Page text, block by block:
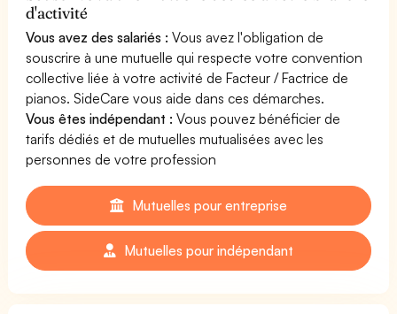
d'activité
Vous avez des salariés : Vous avez l'obligation de
souscrire à une mutuelle qui respecte votre convention
collective liée à votre activité de Facteur / Factrice de
pianos. SideCare vous aide dans ces démarches.
Vous êtes indépendant : Vous pouvez bénéficier de
tarifs dédiés et de mutuelles mutualisées avec les
personnes de votre profession
Mutuelles pour entreprise
Mutuelles pour indépendant